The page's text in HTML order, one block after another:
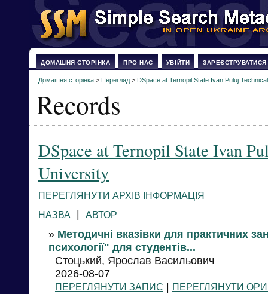
ДОМАШНЯ СТОРІНКА ПРО НАС УВІЙТИ ЗАРЕЄСТРУВАТИСЯ
Домашня сторінка > Перегляд > DSpace at Ternopil State Ivan Puluj
Records
DSpace at Ternopil State Ivan
University
ПЕРЕГЛЯНУТИ АРХІВ ІНФОРМАЦІЯ
НАЗВА
| АВТОР
» Методичні вказівки для практичних
психології" для студентів...
Стоцький, Ярослав Васильович
2026-08-07
ПЕРЕГЛЯНУТИ ЗАПИС | ПЕРЕГЛЯНУТИ